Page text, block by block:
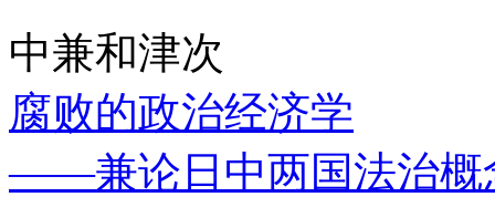
中兼和津次
腐败的政治经济学
——兼论日中两国法治概